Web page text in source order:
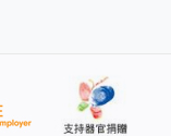
全額寬免或半額
記及認證，之後
。 劏房業主會有